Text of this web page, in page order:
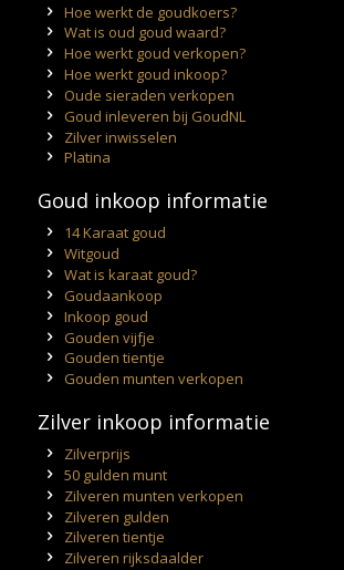
Hoe werkt de goudkoers?
Wat is oud goud waard?
Hoe werkt goud verkopen?
Hoe werkt goud inkoop?
Oude sieraden verkopen
Goud inleveren bij GoudNL
Zilver inwisselen
Platina
Goud inkoop informatie
14 Karaat goud
Witgoud
Wat is karaat goud?
Goudaankoop
Inkoop goud
Gouden vijfje
Gouden tientje
Gouden munten verkopen
Zilver inkoop informatie
Zilverprijs
50 gulden munt
Zilveren munten verkopen
Zilveren gulden
Zilveren tientje
Zilveren rijksdaalder